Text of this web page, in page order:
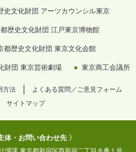
史文化財団 アーツカウンシル東京
都歴史文化財団 江戸東京博物館
都歴史文化財団 東京文化会館
財団 東京芸術劇場 東京商工会議所
方法
よくある質問／ご意見フォーム
サイトマップ
体・お問い合わせ先 〉